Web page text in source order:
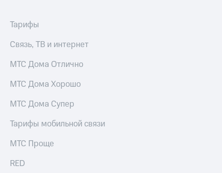
выкупа
Дивиденды
облигаций
Описание
Еврооблигации-2023
Уведомление
погашении
именных
Тарифы
Связь, ТВ и интернет
МТС Дома Отлично
МТС Дома Хорошо
МТС Дома Супер
Тарифы мобильной связи
МТС Проще
RED